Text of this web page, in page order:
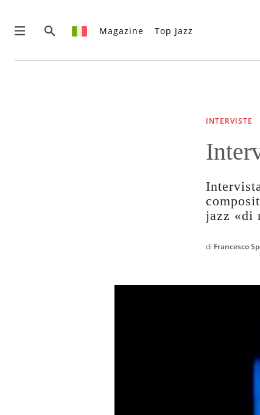
Magazine Top Jazz
INTERVISTE
jazz «di
di Francesco